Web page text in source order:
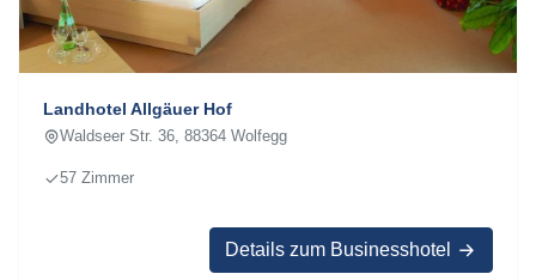
Landhotel Allgäuer Hof
Waldseer Str. 36, 88364 Wolfegg
57 Zimmer
Details zum Businesshotel